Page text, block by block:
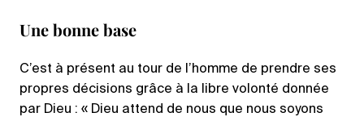
Une bonne base
C’est à présent au tour de l’homme de prendre ses
propres décisions grâce à la libre volonté donnée
par Dieu : « Dieu attend de nous que nous soyons